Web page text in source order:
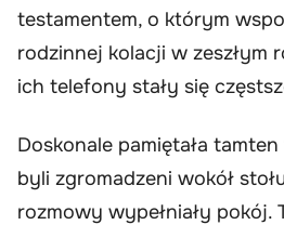
testamentem, o którym
rodzinnej kolacji w zeszłym
ich telefony stały się
Doskonale pamiętała
byli zgromadzeni wokół
rozmowy wypełniały pokój.